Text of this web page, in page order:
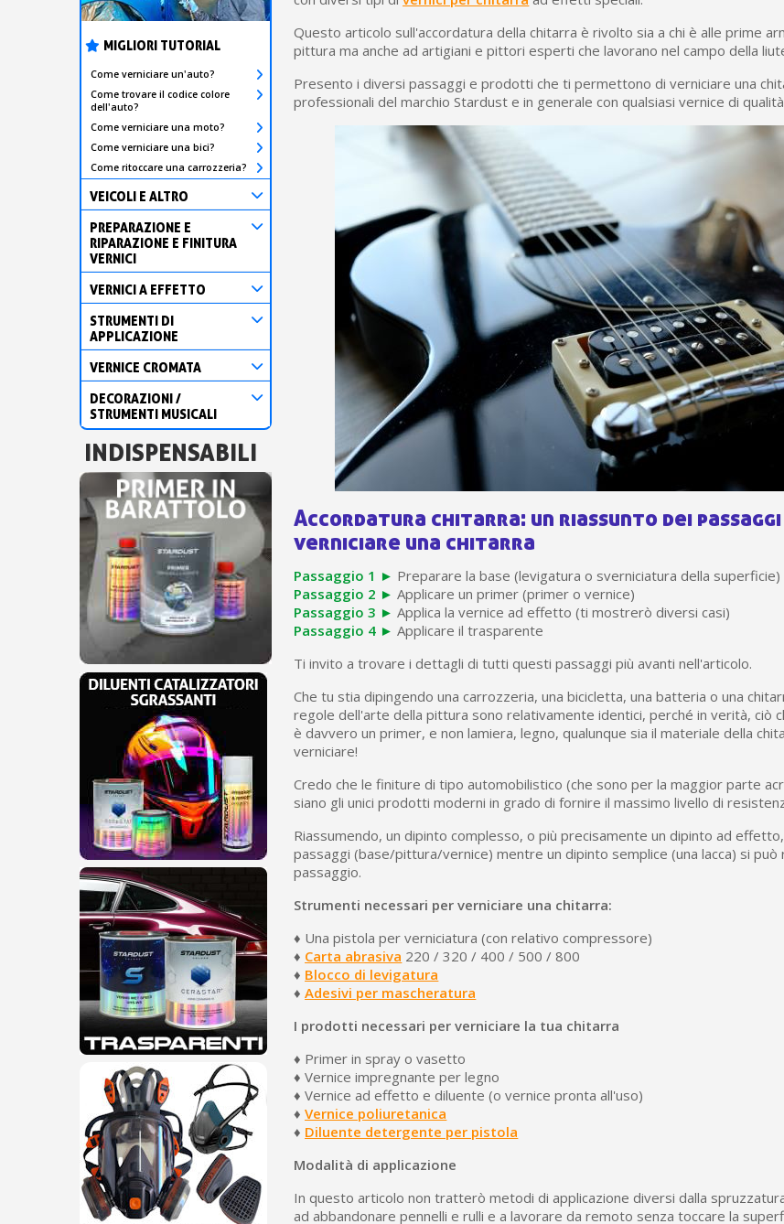
10€ di
Iscriviti
MIGLIORI TUTORIAL
Come verniciare un'auto?
Come trovare il codice colore
dell'auto?
Come verniciare una moto?
Come verniciare una bici?
Come ritoccare una carrozzeria?
VEICOLI E ALTRO
PREPARAZIONE E
RIPARAZIONE E FINITURA
VERNICI
VERNICI A EFFETTO
STRUMENTI DI
APPLICAZIONE
VERNICE CROMATA
DECORAZIONI /
STRUMENTI MUSICALI
INDISPENSABILI
Questo articolo sull'accordatura della chitarra è rivolto sia a chi è alle prime
pittura ma anche ad artigiani e pittori esperti che lavorano nel campo della
Presento i diversi passaggi e prodotti che ti permettono di verniciare una
professionali del marchio Stardust e in generale con qualsiasi vernice di
Accordatura chitarra: un riassunto dei
verniciare una chitarra
Passaggio 1 ► Preparare la base (levigatura o sverniciatura della superficie)
Passaggio 2 ► Applicare un primer (primer o vernice)
Passaggio 3 ► Applica la vernice ad effetto (ti mostrerò diversi casi)
Passaggio 4 ► Applicare il trasparente
Ti invito a trovare i dettagli di tutti questi passaggi più avanti nell'articolo.
Che tu stia dipingendo una carrozzeria, una bicicletta, una batteria o una
regole dell'arte della pittura sono relativamente identici, perché in verità, ciò
è davvero un primer, e non lamiera, legno, qualunque sia il materiale della
verniciare!
Credo che le finiture di tipo automobilistico (che sono per la maggior parte
siano gli unici prodotti moderni in grado di fornire il massimo livello di
Riassumendo, un dipinto complesso, o più precisamente un dipinto ad
passaggi (base/pittura/vernice) mentre un dipinto semplice (una lacca) si può
passaggio.
Strumenti necessari per verniciare una chitarra:
♦ Una pistola per verniciatura (con relativo compressore)
♦ Carta abrasiva 220 / 320 / 400 / 500 / 800
♦ Blocco di levigatura
♦Adesivi per mascheratura
I prodotti necessari per verniciare la tua chitarra
♦ Primer in spray o vasetto
♦ Vernice impregnante per legno
♦ Vernice ad effetto e diluente (o vernice pronta all'uso)
♦Vernice poliuretanica
♦ Diluente detergente per pistola
Modalità di applicazione
In questo articolo non tratterò metodi di applicazione diversi dalla
ad abbandonare pennelli e rulli e a lavorare da remoto senza toccare la